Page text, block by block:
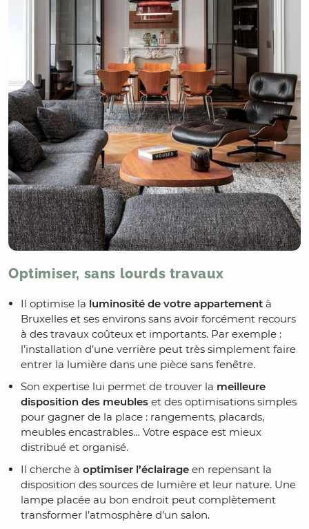
Optimiser, sans lourds travaux
Il optimise la luminosité de votre appartement à
Bruxelles et ses environs sans avoir forcément recours
à des travaux coûteux et importants. Par exemple :
l’installation d’une verrière peut très simplement faire
entrer la lumière dans une pièce sans fenêtre.
Son expertise lui permet de trouver la meilleure
disposition des meubles et des optimisations simples
pour gagner de la place : rangements, placards,
meubles encastrables… Votre espace est mieux
distribué et organisé.
Il cherche à optimiser l’éclairage en repensant la
disposition des sources de lumière et leur nature. Une
lampe placée au bon endroit peut complètement
transformer l’atmosphère d’un salon.